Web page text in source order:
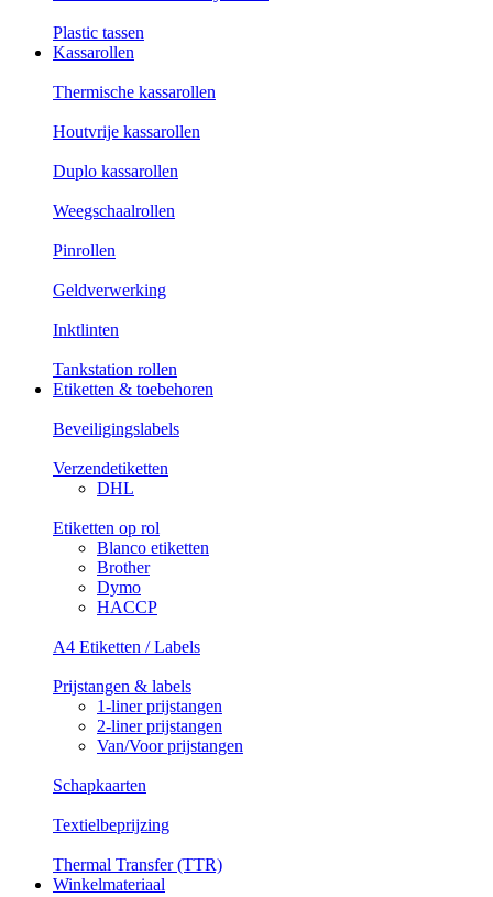
Plastic tassen
Kassarollen
Thermische kassarollen
Houtvrije kassarollen
Duplo kassarollen
Weegschaalrollen
Pinrollen
Geldverwerking
Inktlinten
Tankstation rollen
Etiketten & toebehoren
Beveiligingslabels
Verzendetiketten
DHL
Etiketten op rol
Blanco etiketten
Brother
Dymo
HACCP
A4 Etiketten / Labels
Prijstangen & labels
1-liner prijstangen
2-liner prijstangen
Van/Voor prijstangen
Schapkaarten
Textielbeprijzing
Thermal Transfer (TTR)
Winkelmateriaal